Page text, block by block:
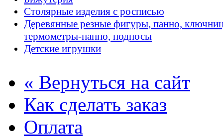
Столярные изделия с росписью
Деревянные резные фигуры, панно,
термометры-панно, подносы
Детские игрушки
« Вернуться на сайт
Как сделать заказ
Оплата